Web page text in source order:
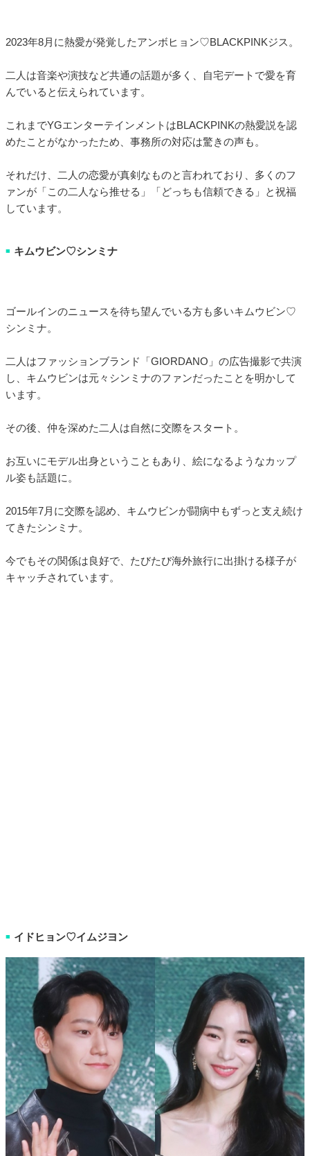
2023年8月に熱愛が発覚したアンボヒョン♡BLACKPINKジス。
二人は音楽や演技など共通の話題が多く、自宅デートで愛を育
んでいると伝えられています。
これまでYGエンターテインメントはBLACKPINKの熱愛説を認
めたことがなかったため、事務所の対応は驚きの声も。
それだけ、二人の恋愛が真剣なものと言われており、多くのフ
ァンが「この二人なら推せる」「どっちも信頼できる」と祝福
しています。
■ キムウビン♡シンミナ
ゴールインのニュースを待ち望んでいる方も多いキムウビン♡
シンミナ。
二人はファッションブランド「GIORDANO」の広告撮影で共演
し、キムウビンは元々シンミナのファンだったことを明かして
います。
その後、仲を深めた二人は自然に交際をスタート。
お互いにモデル出身ということもあり、絵になるようなカップ
ル姿も話題に。
2015年7月に交際を認め、キムウビンが闘病中もずっと支え続け
てきたシンミナ。
今でもその関係は良好で、たびたび海外旅行に出掛ける様子が
キャッチされています。
■ イドヒョン♡イムジヨン